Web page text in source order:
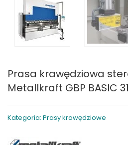
Prasa krawędziowa
Metallkraft GBP BASIC
Kategoria: Prasy krawędziowe